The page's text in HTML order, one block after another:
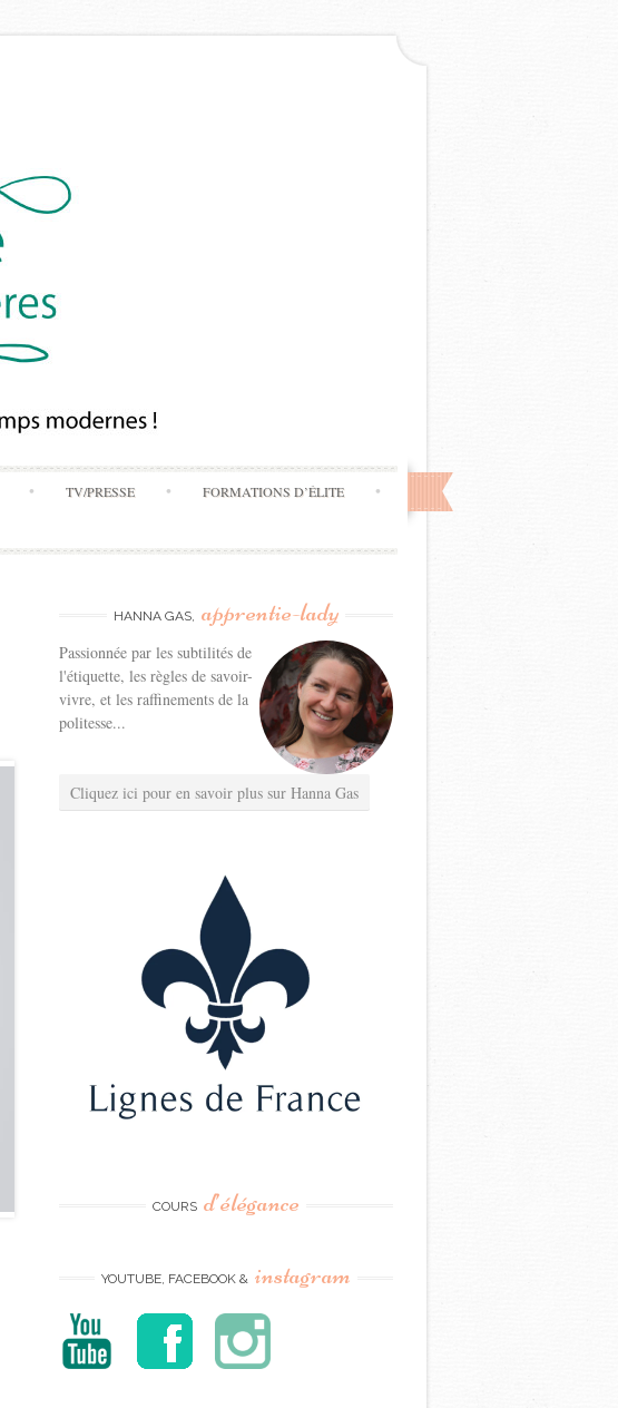
TV/PRESSE FORMATIONS D’ÉLITE
HANNA GAS, apprentie-lady
Passionnée par les subtilités de
l'étiquette, les règles de savoir-
vivre, et les raffinements de la
politesse...
Cliquez ici pour en savoir plus sur Hanna Gas
COURS d’élégance
YOUTUBE, FACEBOOK & instagram